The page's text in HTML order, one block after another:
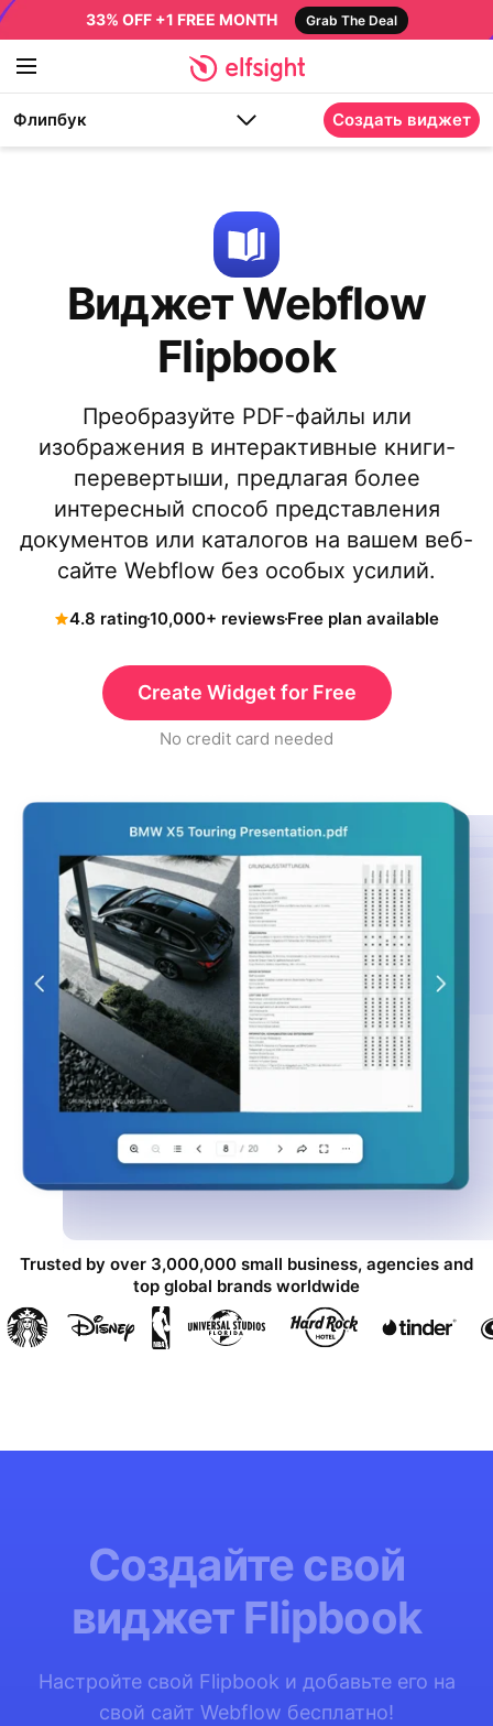
33% OFF +1 FREE MONTH Grab The Deal
Флипбук Создать виджет
Виджет Webflow
Flipbook
Преобразуйте PDF-файлы или
изображения в интерактивные книги-
перевертыши, предлагая более
интересный способ представления
документов или каталогов на вашем веб-
сайте Webflow без особых усилий.
4.8 rating10,000+ reviewsFree plan available
Create Widget for Free
No credit card needed
Trusted by over 3,000,000 small business, agencies and
top global brands worldwide
Создайте свой
виджет Flipbook
Настройте свой Flipbook и добавьте его на
свой сайт Webflow бесплатно!